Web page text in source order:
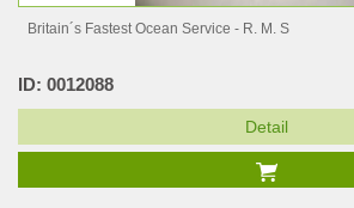
Britain´s Fastest Ocean Service - R. M. S
ID: 0012088
Detail